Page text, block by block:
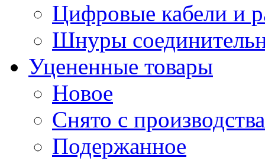
Цифровые кабели и
Шнуры
Уцененные товары
Новое
Снято с производства
Подержанное